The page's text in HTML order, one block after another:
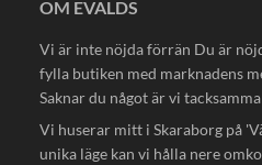
OM EVALDS
Vi är inte nöjda förrän Du är
fylla butiken med marknadens
Saknar du något är vi
Vi huserar mitt i Skaraborg på
unika läge kan vi hålla nere